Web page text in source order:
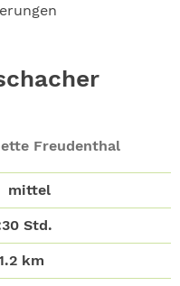
Freudenthal
mittel
Std.
km